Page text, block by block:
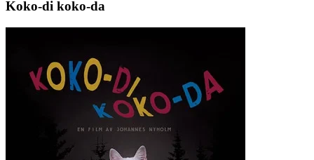
Koko-di koko-da